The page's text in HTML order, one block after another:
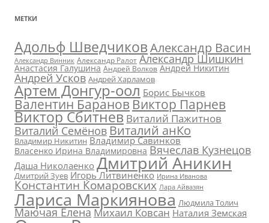
МЕТКИ
Адольф ШведчиковАлександр Васин
Александр Винник Александр Ралот Александр Шишкин
Анастасия Галушина Андрей Волков Андрей Никитин
Андрей Усков Андрей Харламов
Артем Донгур-оол Борис Бычков
Валентин БарановВиктор Парнев
Виктор Сбитнев Виталий Пажитнов
Виталий СемёновВиталий анКо
Владимир Никитин Владимир Савинков
Власенко Ирина Владимировна Вячеслав Кузнецов
Даша Николаенко Дмитрий Аникин
Дмитрий Зуев Игорь Литвиненко Ирина Иванова
Константин Комаровских Лара Айвазян
Лариса Маркиянова Людмила Толич
Маючая ЕленаМихаил Ковсан Наталия Земская